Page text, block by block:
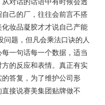
对话的话语中有时候会透
己的厂，往往会前言不搭
化妆品凝胶才才说自己产能
问题，但凡会乘法口诀的人
一句话每一个数据，适当
的反应和表情。真正有实
答复，为了维护公司形
直接说赛美集团贴牌做不